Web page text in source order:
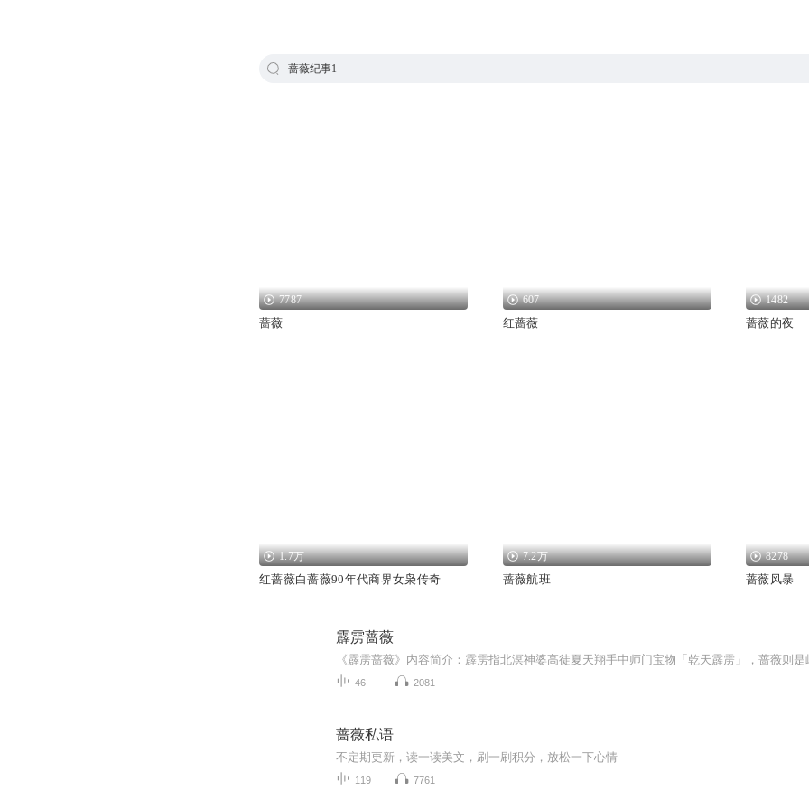
蔷薇纪事1
7787
蔷薇
607
红蔷薇
1482
蔷薇的夜
1.7万
红蔷薇白蔷薇90年代商界女枭传奇
7.2万
蔷薇航班
8278
蔷薇风暴
霹雳蔷薇
46 2081
蔷薇私语
不定期更新，读一读美文，刷一刷积分，放松一下心情
119 7761